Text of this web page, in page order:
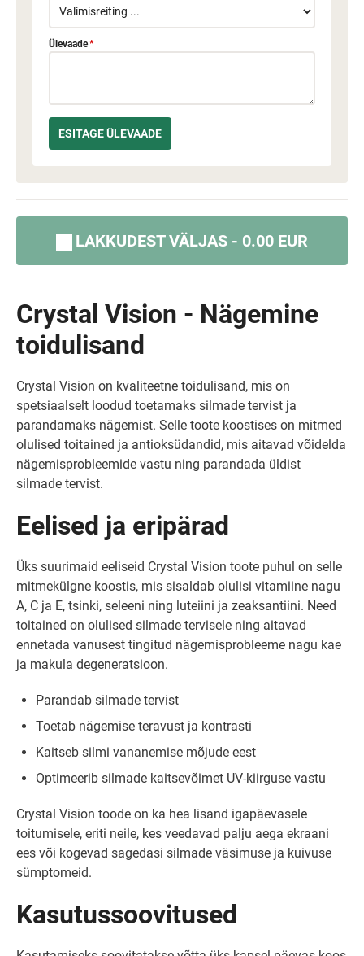
Ülevaade*
LAKKUDEST VÄLJAS - 0.00 EUR
Crystal Vision - Nägemine
toidulisand
Crystal Vision on kvaliteetne toidulisand, mis on
spetsiaalselt loodud toetamaks silmade tervist ja
parandamaks nägemist. Selle toote koostises on mitmed
olulised toitained ja antioksüdandid, mis aitavad võidelda
nägemisprobleemide vastu ning parandada üldist
silmade tervist.
Eelised ja eripärad
Üks suurimaid eeliseid Crystal Vision toote puhul on selle
mitmekülgne koostis, mis sisaldab olulisi vitamiine nagu
A, C ja E, tsinki, seleeni ning luteiini ja zeaksantiini. Need
toitained on olulised silmade tervisele ning aitavad
ennetada vanusest tingitud nägemisprobleeme nagu kae
ja makula degeneratsioon.
Parandab silmade tervist
Toetab nägemise teravust ja kontrasti
Kaitseb silmi vananemise mõjude eest
Optimeerib silmade kaitsevõimet UV-kiirguse vastu
Crystal Vision toode on ka hea lisand igapäevasele
toitumisele, eriti neile, kes veedavad palju aega ekraani
ees või kogevad sagedasi silmade väsimuse ja kuivuse
sümptomeid.
Kasutussoovitused